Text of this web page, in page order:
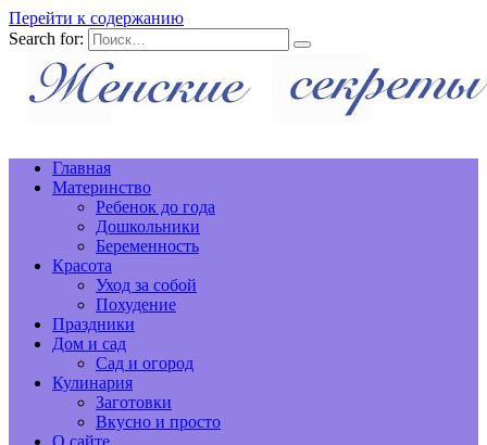
Перейти к содержанию
Search for:
Главная
Материнство
Ребенок до года
Дошкольники
Беременность
Красота
Уход за собой
Похудение
Праздники
Дом и сад
Сад и огород
Кулинария
Заготовки
Вкусно и просто
О сайте